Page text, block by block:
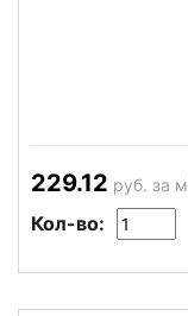
229.12 руб. за м
Кол-во: